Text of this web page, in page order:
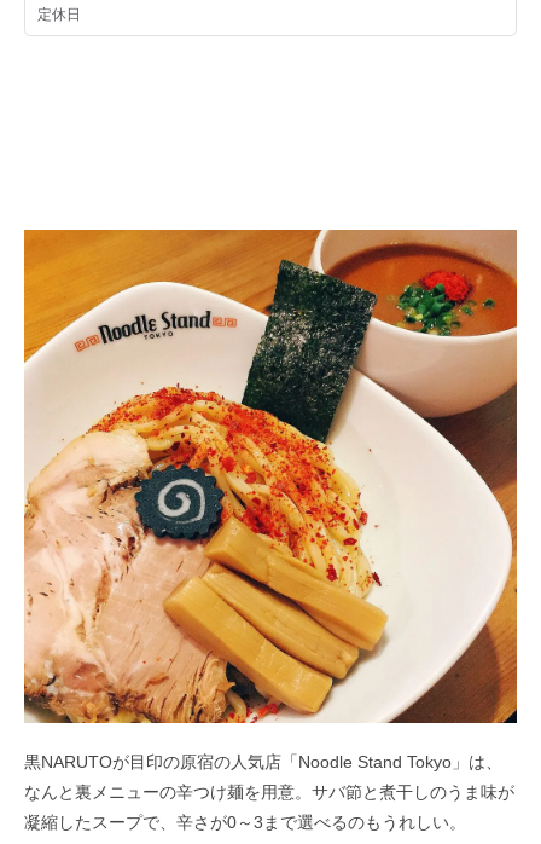
黒NARUTOが目印の原宿の人気店「Noodle Stand Tokyo」は、
なんと裏メニューの辛つけ麺を用意。サバ節と煮干しのうま味が
凝縮したスープで、辛さが0～3まで選べるのもうれしい。